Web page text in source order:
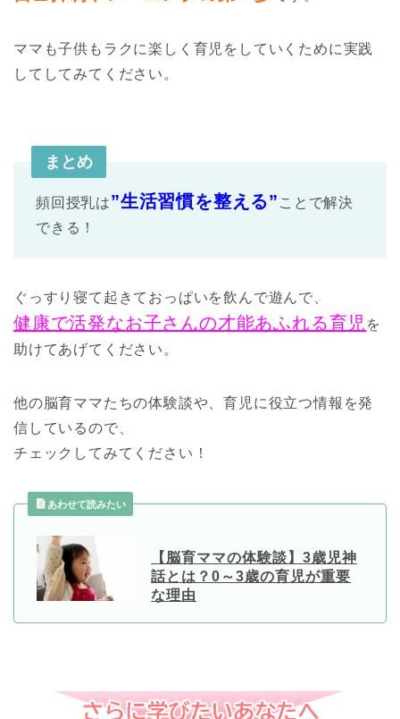
ママも子供もラクに楽しく育児をしていくために実践
してしてみてください。
まとめ
頻回授乳は”生活習慣を整える” ことで解決
できる！
ぐっすり寝て起きておっぱいを飲んで遊んで、
健康で活発なお子さんの才能あふれる育児 を
助けてあげてください。
他の脳育ママたちの体験談や、育児に役立つ情報を発
信しているので、
チェックしてみてください！
あわせて読みたい
【脳育ママの体験談】3歳児神
話とは？0～3歳の育児が重要
な理由